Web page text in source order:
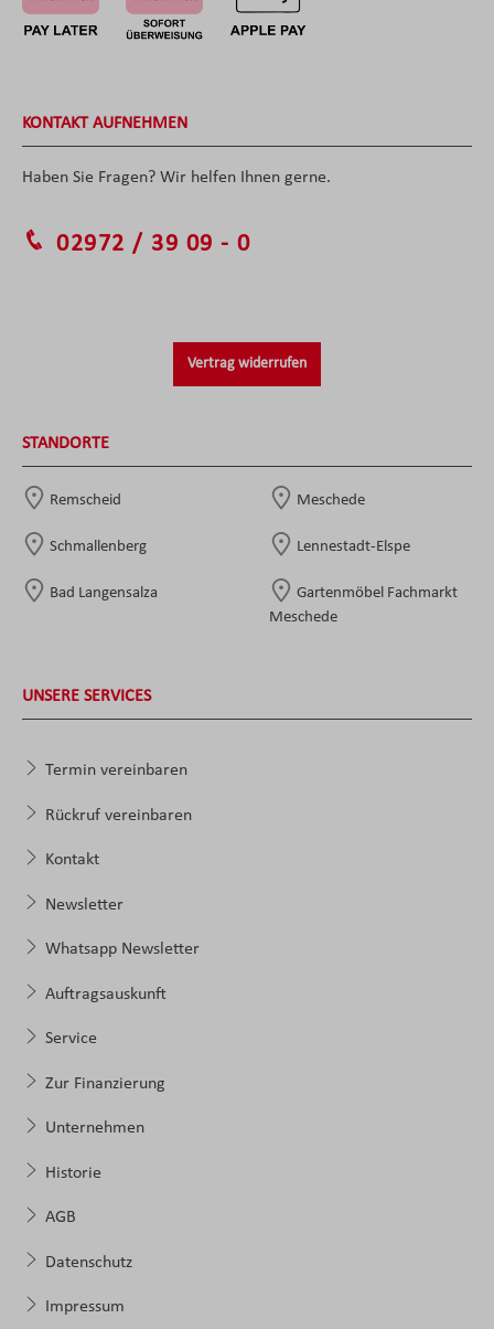
KONTAKT AUFNEHMEN
Haben Sie Fragen? Wir helfen Ihnen gerne.
02972 / 39 09 - 0
Vertrag widerrufen
STANDORTE
Remscheid Meschede
Schmallenberg Lennestadt-Elspe
Bad Langensalza
Gartenmöbel Fachmarkt
Meschede
UNSERE SERVICES
Termin vereinbaren
Rückruf vereinbaren
Kontakt
Newsletter
Whatsapp Newsletter
Auftragsauskunft
Service
Zur Finanzierung
Unternehmen
Historie
AGB
Datenschutz
Impressum